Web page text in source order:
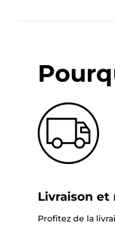
Livraison
Profitez de la